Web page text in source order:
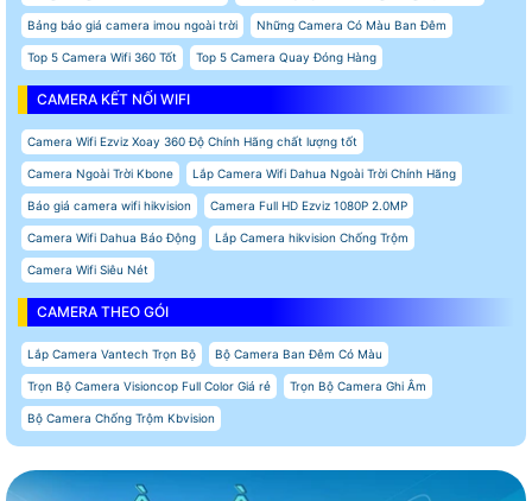
Bảng báo giá camera imou ngoài trời Những Camera Có Màu Ban Đêm
Top 5 Camera Wifi 360 Tốt Top 5 Camera Quay Đóng Hàng
CAMERA KẾT NỐI WIFI
Camera Wifi Ezviz Xoay 360 Độ Chính Hãng chất lượng tốt
Camera Ngoài Trời Kbone Lắp Camera Wifi Dahua Ngoài Trời Chính Hãng
Báo giá camera wifi hikvision Camera Full HD Ezviz 1080P 2.0MP
Camera Wifi Dahua Báo Động Lắp Camera hikvision Chống Trộm
Camera Wifi Siêu Nét
CAMERA THEO GÓI
Lắp Camera Vantech Trọn Bộ Bộ Camera Ban Đêm Có Màu
Trọn Bộ Camera Visioncop Full Color Giá rẻ Trọn Bộ Camera Ghi Âm
Bộ Camera Chống Trộm Kbvision